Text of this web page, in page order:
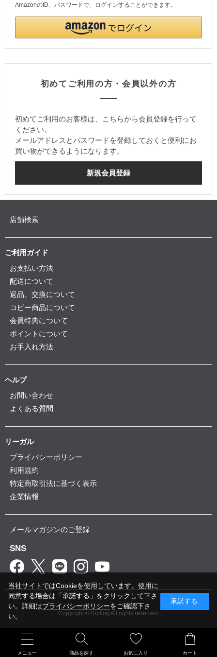
メニュー 商品を探す お気に入り カート
AmazonのID、パスワードで、ログインすることができます。
初めてご利用の方・会員以外の方
初めてご利用のお客様は、こちらから会員登録を行って
ください。
メールアドレスとパスワードを登録しておくと便利にお
買い物ができるようになります。
店舗検索
ご利用ガイド
お支払い方法
配送について
返品、交換について
コピー商品について
会員特典について
ポイントについて
お手入れ方法
ヘルプ
お問い合わせ
よくある質問
リーガル
プライバシーポリシー
利用規約
特定商取引法に基づく表示
企業情報
メールマガジンのご登録
SNS
Copyright © Kipling All rights reserved.
当社サイトではCookieを使用しています。使用に
同意する場合は「承諾する」をクリックして下さ
い。詳細はプライバシーポリシーをご確認下さ
い。
承諾する